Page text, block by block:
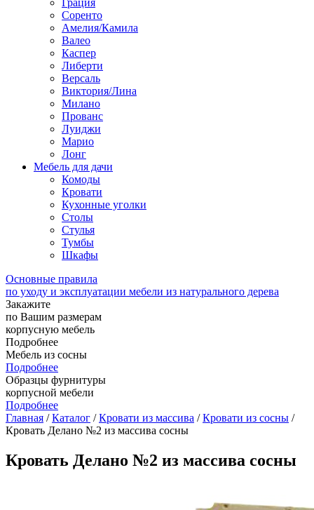
Грация
Соренто
Амелия/Камила
Валео
Каспер
Либерти
Версаль
Виктория/Лина
Милано
Прованс
Луиджи
Марио
Лонг
Мебель для дачи
Комоды
Кровати
Кухонные уголки
Столы
Стулья
Тумбы
Шкафы
Основные правила
по уходу и эксплуатации мебели из натурального дерева
Закажите
по Вашим размерам
корпусную мебель
Подробнее
Мебель из сосны
Подробнее
Образцы фурнитуры
корпусной мебели
Подробнее
Главная /Каталог /Кровати из массива /Кровати из сосны /
Кровать Делано №2 из массива сосны
Кровать Делано №2 из массива сосны